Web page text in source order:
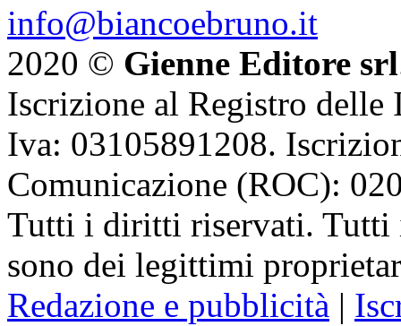
info@biancoebruno.it
2020 © Gienne Editore srl
Iscrizione al Registro delle
Iva: 03105891208.
Comunicazione (ROC):
Tutti i diritti riservati. Tutti
sono dei legittimi
Redazione e pubblicità |